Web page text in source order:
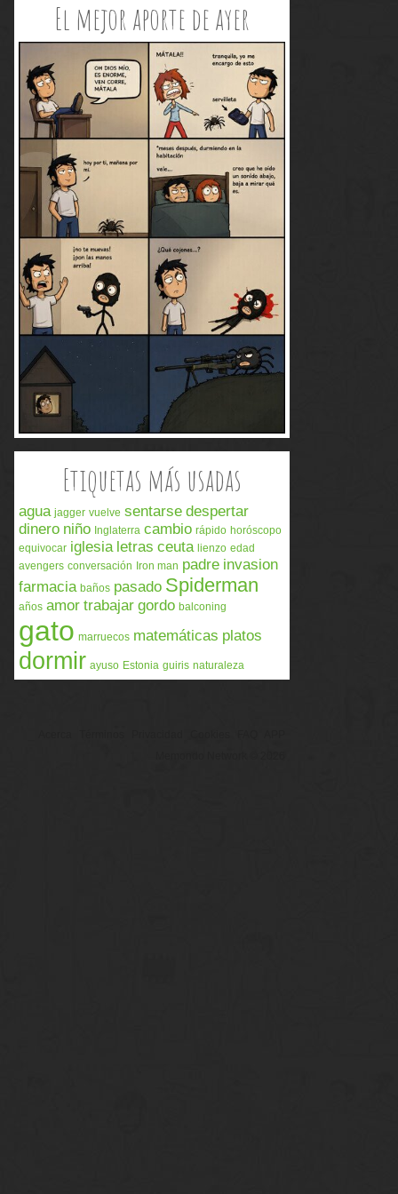
El mejor aporte de ayer
Etiquetas más usadas
agua jagger vuelve sentarse despertar
dinero niño Inglaterra cambio rápido horóscopo
equivocar iglesia letras ceuta lienzo edad
avengers conversación Iron man padre invasion
farmacia baños pasado Spiderman
años amor trabajar gordo balconing
gato marruecos matemáticas platos
dormir ayuso Estonia guiris naturaleza